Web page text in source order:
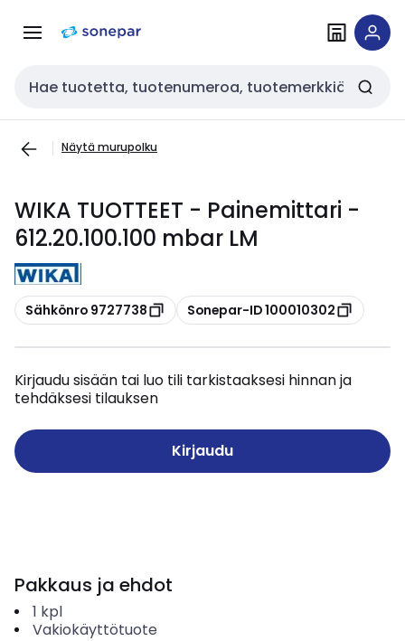
navigointiinsisältöön
Haku
Näytä murupolku
WIKA TUOTTEET - Painemittari -
612.20.100.100 mbar LM
Kopioi
Sähkönro 9727738 Kopioi
Sonepar-ID 100010302
Kirjaudu sisään tai luo tili tarkistaaksesi hinnan ja
tehdäksesi tilauksen
Kirjaudu
Pakkaus ja ehdot
1 kpl
Vakiokäyttötuote